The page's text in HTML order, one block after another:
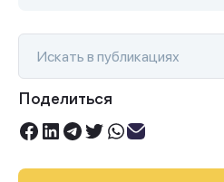
Поделиться